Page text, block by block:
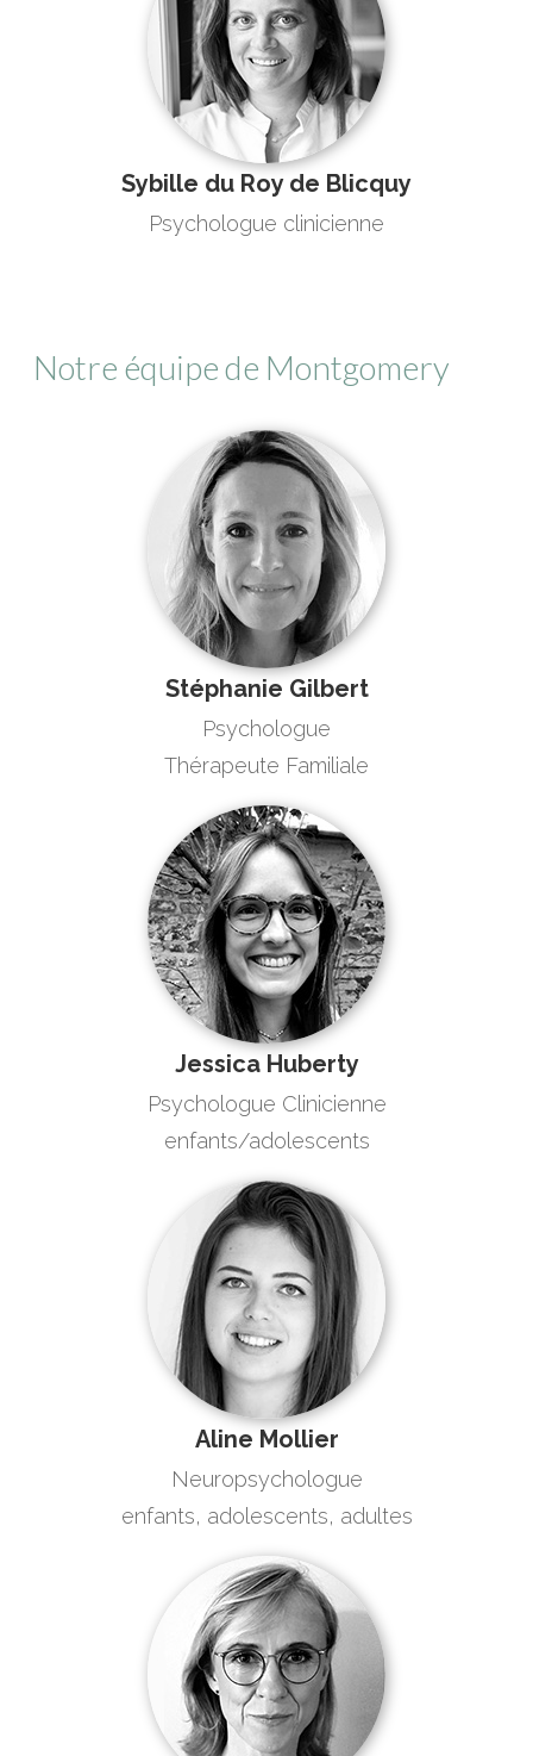
Sybille du Roy de Blicquy
Psychologue clinicienne
Notre équipe de Montgomery
Stéphanie Gilbert
Psychologue
Thérapeute Familiale
Jessica Huberty
Psychologue Clinicienne
enfants/adolescents
Aline Mollier
Neuropsychologue
enfants, adolescents, adultes